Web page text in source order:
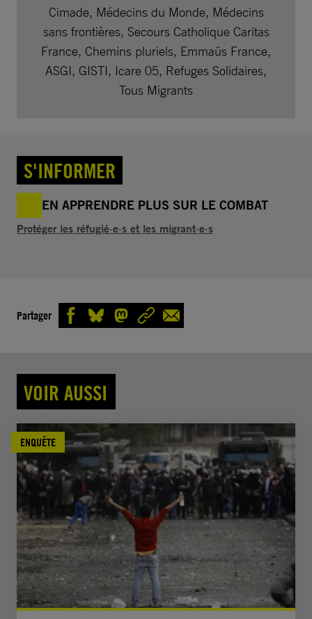
Cimade, Médecins du Monde, Médecins
sans frontières, Secours Catholique Caritas
France, Chemins pluriels, Emmaüs France,
ASGI, GISTI, Icare 05, Refuges Solidaires,
Tous Migrants
S'INFORMER
EN APPRENDRE PLUS SUR LE COMBAT
Protéger les réfugié·e·s et les migrant·e·s
Partager
VOIR AUSSI
ENQUÊTE